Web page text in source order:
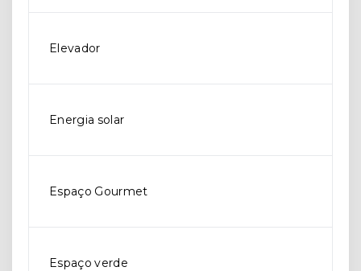
Elevador
Energia solar
Espaço Gourmet
Espaço verde